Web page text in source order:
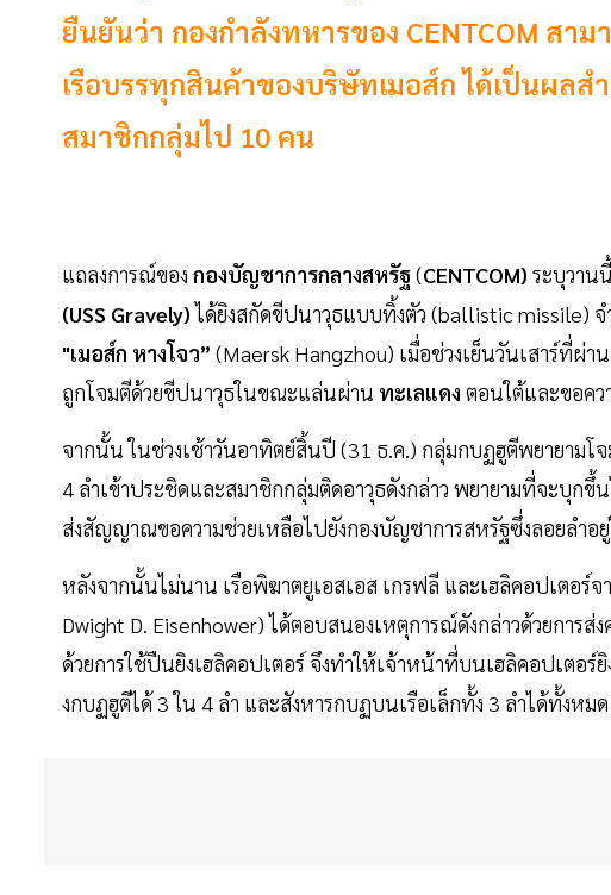
ยืนยันว่า กองกำลังทหารของ CENTCOM ส
เรือบรรทุกสินค้าของบริษัทเมอส์ก ได้เป็นผลส
สมาชิกกลุ่มไป 10 คน
แถลงการณ์ของ กองบัญชาการกลางสหรัฐ(CENTCOM) ระบุวาน
(USS Gravely)ได้ยิงสกัดขีปนาวุธแบบทิ้งตัว (ballistic missile)
"เมอส์ก หางโจว” (Maersk Hangzhou) เมื่อช่วงเย็นวันเสาร์ที่ผ่า
ถูกโจมตีด้วยขีปนาวุธในขณะแล่นผ่าน ทะเลแดง ตอนใต้และขอคว
จากนั้น ในช่วงเช้าวันอาทิตย์สิ้นปี (31 ธ.ค.) กลุ่มกบฏฮูตีพยายามโจ
4 ลำเข้าประชิดและสมาชิกกลุ่มติดอาวุธดังกล่าว พยายามที่จะบุก
ส่งสัญญาณขอความช่วยเหลือไปยังกองบัญชาการสหรัฐซึ่งลอยลำ
หลังจากนั้นไม่นาน เรือพิฆาตยูเอสเอส เกรฟลี และเฮลิคอปเตอร์จ
Dwight D. Eisenhower) ได้ตอบสนองเหตุการณ์ดังกล่าวด้วยการ
ด้วยการใช้ปืนยิงเฮลิคอปเตอร์ จึงทำให้เจ้าหน้าที่บนเฮลิคอปเตอร์
งกบฏฮูตีได้ 3 ใน 4 ลำ และสังหารกบฏบนเรือเล็กทั้ง 3 ลำได้ทั้งห